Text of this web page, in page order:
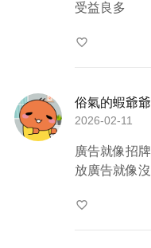
受益良多
favorite_border
俗氣的蝦爺
2026-02-11
廣告就像招
放廣告就像
favorite_border